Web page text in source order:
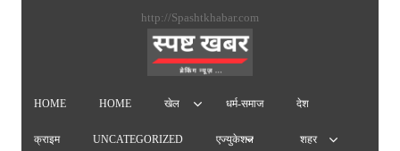
http://Spashtkhabar.com
HOME HOME खेल धर्म-समाज देश
क्राइम UNCATEGORIZED एज्युकेशन शहर